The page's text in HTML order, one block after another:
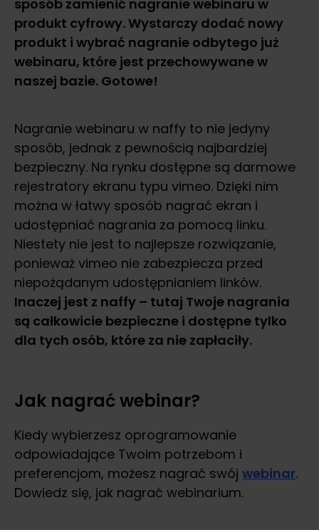
sposób zamienić nagranie webinaru w
produkt cyfrowy. Wystarczy dodać nowy
produkt i wybrać nagranie odbytego już
webinaru, które jest przechowywane w
naszej bazie. Gotowe!
Nagranie webinaru w naffy to nie jedyny
sposób, jednak z pewnością najbardziej
bezpieczny. Na rynku dostępne są darmowe
rejestratory ekranu typu vimeo. Dzięki nim
można w łatwy sposób nagrać ekran i
udostępniać nagrania za pomocą linku.
Niestety nie jest to najlepsze rozwiązanie,
ponieważ vimeo nie zabezpiecza przed
niepożądanym udostępnianiem linków.
Inaczej jest z naffy – tutaj Twoje nagrania
są całkowicie bezpieczne i dostępne tylko
dla tych osób, które za nie zapłaciły.
Jak nagrać webinar?
Kiedy wybierzesz oprogramowanie
odpowiadające Twoim potrzebom i
preferencjom, możesz nagrać swój webinar.
Dowiedz się, jak nagrać webinarium.